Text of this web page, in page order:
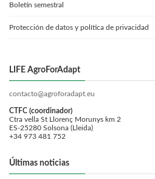
Boletín semestral
Protección de datos y política de privacidad
LIFE AgroForAdapt
contacto@agroforadapt.eu
CTFC (coordinador)
Ctra vella St Llorenç Morunys km 2
ES-25280 Solsona (Lleida)
+34 973 481 752
Últimas noticias